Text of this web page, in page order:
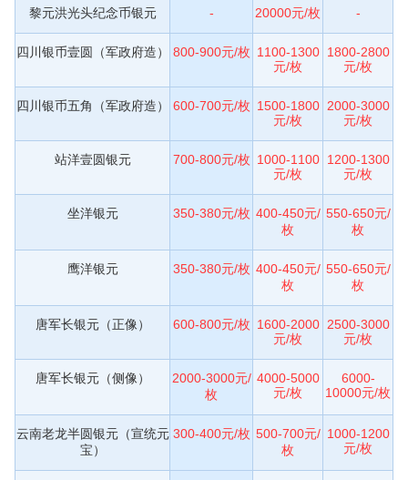
黎元洪光头纪念币银元 - 20000元/枚 -
四川银币壹圆（军政府造） 800-900元/枚 1100-1300
元/枚
1800-2800
元/枚
四川银币五角（军政府造） 600-700元/枚 1500-1800
元/枚
2000-3000
元/枚
站洋壹圆银元 700-800元/枚 1000-1100
元/枚
1200-1300
元/枚
坐洋银元 350-380元/枚 400-450元/
枚
550-650元/
枚
鹰洋银元 350-380元/枚 400-450元/
枚
550-650元/
枚
唐军长银元（正像） 600-800元/枚 1600-2000
元/枚
2500-3000
元/枚
唐军长银元（侧像）
2000-3000元/
枚
4000-5000
元/枚
6000-
10000元/枚
云南老龙半圆银元（宣统元
宝）
300-400元/枚 500-700元/
枚
1000-1200
元/枚